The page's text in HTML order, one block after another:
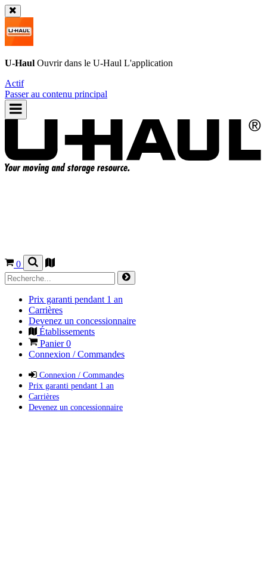
U-Haul Ouvrir dans le U-Haul L'application
Actif
Passer au contenu principal
0
Prix garanti pendant 1 an
Carrières
Devenez un concessionnaire
Établissements
Panier0
Connexion / Commandes
Connexion / Commandes
Prix garanti pendant 1 an
Carrières
Devenez un concessionnaire